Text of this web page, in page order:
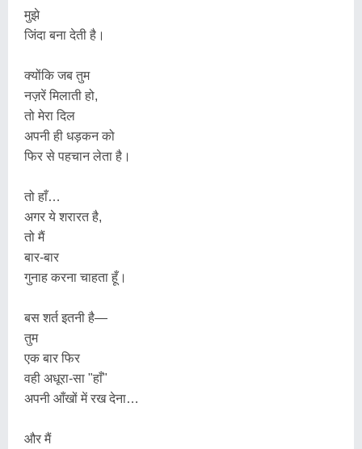
मुझे
जिंदा बना देती है।
क्योंकि जब तुम
नज़रें मिलाती हो,
तो मेरा दिल
अपनी ही धड़कन को
फिर से पहचान लेता है।
तो हाँ…
अगर ये शरारत है,
तो मैं
बार-बार
गुनाह करना चाहता हूँ।
बस शर्त इतनी है—
तुम
एक बार फिर
वही अधूरा-सा "हाँ"
अपनी आँखों में रख देना…
और मैं